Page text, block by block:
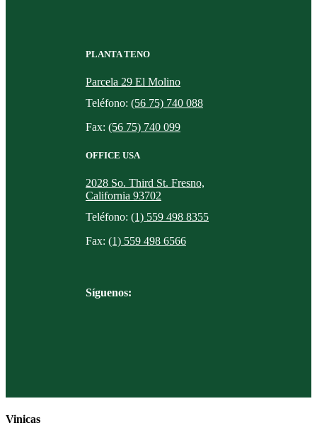
PLANTA TENO
Parcela 29 El Molino
Teléfono: (56 75) 740 088
Fax: (56 75) 740 099
OFFICE USA
2028 So. Third St. Fresno,
California 93702
Teléfono: (1) 559 498 8355
Fax: (1) 559 498 6566
Síguenos:
Vinicas